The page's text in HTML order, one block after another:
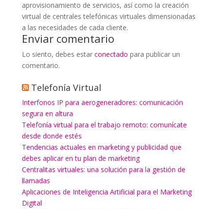
aprovisionamiento de servicios, así como la creación
virtual de centrales telefónicas virtuales dimensionadas
a las necesidades de cada cliente.
Enviar comentario
Lo siento, debes estar conectado para publicar un
comentario.
Telefonía Virtual
Interfonos IP para aerogeneradores: comunicación
segura en altura
Telefonía virtual para el trabajo remoto: comunícate
desde donde estés
Tendencias actuales en marketing y publicidad que
debes aplicar en tu plan de marketing
Centralitas virtuales: una solución para la gestión de
llamadas
Aplicaciones de Inteligencia Artificial para el Marketing
Digital